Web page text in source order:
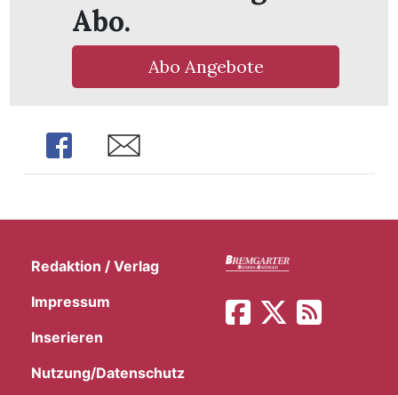
Abo.
Abo Angebote
Share Share
Redaktion / Verlag
Impressum
Inserieren
Nutzung/Datenschutz